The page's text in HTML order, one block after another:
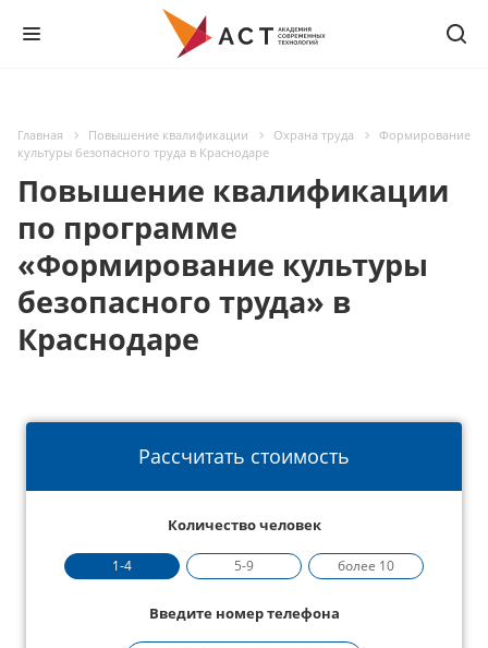
Главная Повышение квалификации Охрана труда
Формирование
культуры безопасного труда в Краснодаре
Повышение квалификации
по программе
«Формирование культуры
безопасного труда» в
Краснодаре
Рассчитать стоимость
Количество человек
1-4 5-9 более 10
Введите номер телефона